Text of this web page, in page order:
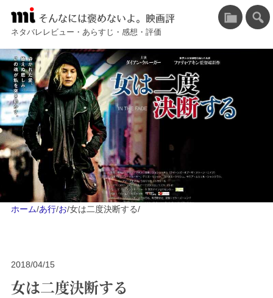
そんなには褒めないよ。映画評
ネタバレレビュー・あらすじ・感想・評価
ホーム/あ行/お/女は二度決断する/
2018/04/15
女は二度決断する